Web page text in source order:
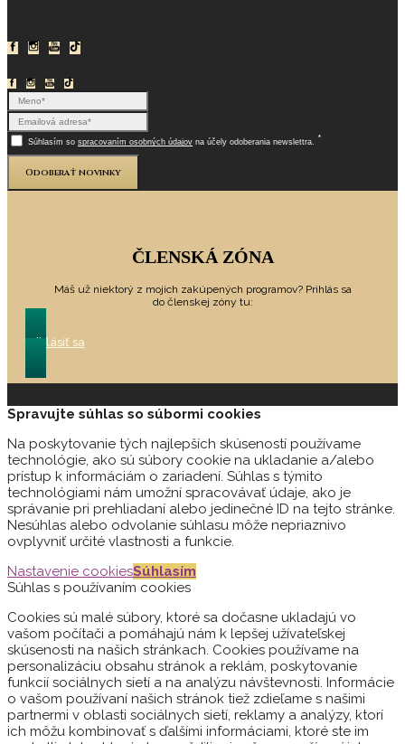
Súhlasím so spracovaním osobných údajov na účely odoberania newslettra. *
Odoberať novinky
ČLENSKÁ ZÓNA
Máš už niektorý z mojich zakúpených programov? Prihlás sa
do členskej zóny tu:
Prihlásiť sa
Spravujte súhlas so súbormi cookies
Na poskytovanie tých najlepších skúseností používame
technológie, ako sú súbory cookie na ukladanie a/alebo
prístup k informáciám o zariadení. Súhlas s týmito
technológiami nám umožní spracovávať údaje, ako je
správanie pri prehliadaní alebo jedinečné ID na tejto stránke.
Nesúhlas alebo odvolanie súhlasu môže nepriaznivo
ovplyvniť určité vlastnosti a funkcie.
Nastavenie cookiesSúhlasím
Súhlas s používaním cookies
Cookies sú malé súbory, ktoré sa dočasne ukladajú vo
vašom počítači a pomáhajú nám k lepšej užívateľskej
skúsenosti na našich stránkach. Cookies používame na
personalizáciu obsahu stránok a reklám, poskytovanie
funkcií sociálnych sietí a na analýzu návštevnosti. Informácie
o vašom používaní našich stránok tiež zdieľame s našimi
partnermi v oblasti sociálnych sietí, reklamy a analýzy, ktorí
ich môžu kombinovať s ďalšími informáciami, ktoré ste im